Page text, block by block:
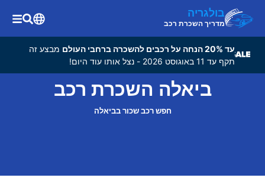
בולגריה
מדריך השכרת רכב
עד 20% הנחה על רכבים להשכרה ברחבי העולם
מבצע זה
תקף עד 11 באוגוסט 2026 - נצל אותו עוד היום!
ביאלה השכרת רכב
חפש רכב שכור בביאלה